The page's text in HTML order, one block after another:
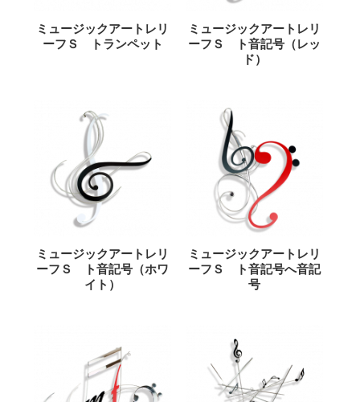
ミュージックアートレリ
ーフＳ トランペット
ミュージックアートレリ
ーフＳ ト音記号（レッ
ド）
ミュージックアートレリ
ーフＳ ト音記号（ホワ
イト）
ミュージックアートレリ
ーフＳ ト音記号へ音記
号